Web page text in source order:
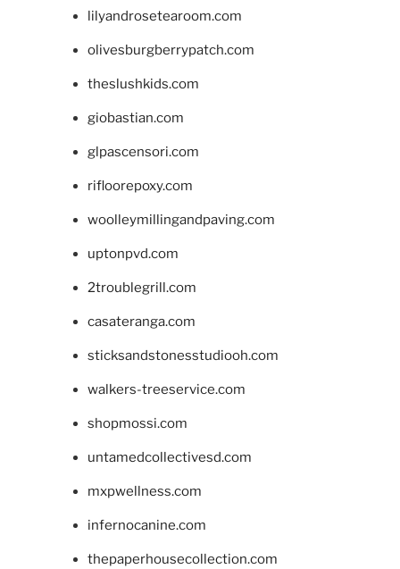
lilyandrosetearoom.com
olivesburgberrypatch.com
theslushkids.com
giobastian.com
glpascensori.com
rifloorepoxy.com
woolleymillingandpaving.com
uptonpvd.com
2troublegrill.com
casateranga.com
sticksandstonesstudiooh.com
walkers-treeservice.com
shopmossi.com
untamedcollectivesd.com
mxpwellness.com
infernocanine.com
thepaperhousecollection.com